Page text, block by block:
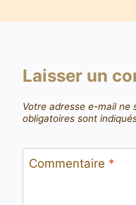
Laisser un
Votre adresse e-mail ne
obligatoires sont
Commentaire *